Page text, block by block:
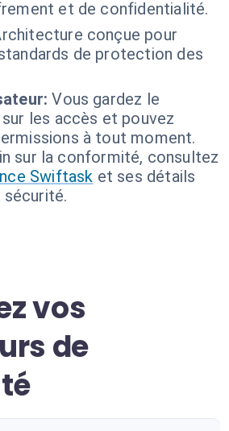
et de confidentialité.
conçue pour
de protection des
Vous gardez le
les accès et pouvez
à tout moment.
sur la conformité, consultez
Swiftask et ses détails
vos
de